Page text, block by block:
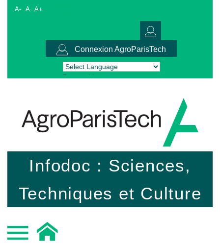
A- A A+
Connexion AgroParisTech
Powered by Translate
Infodoc : Sciences,
Techniques et Culture